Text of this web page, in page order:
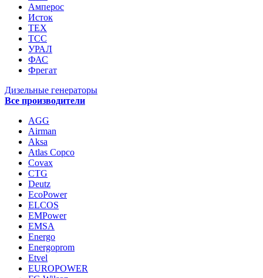
Амперос
Исток
ТЕХ
ТСС
УРАЛ
ФАС
Фрегат
Дизельные генераторы
Все производители
AGG
Airman
Aksa
Atlas Copco
Covax
CTG
Deutz
EcoPower
ELCOS
EMPower
EMSA
Energo
Energoprom
Etvel
EUROPOWER